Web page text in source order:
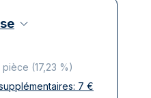
pièce (17,23 %)
7 €